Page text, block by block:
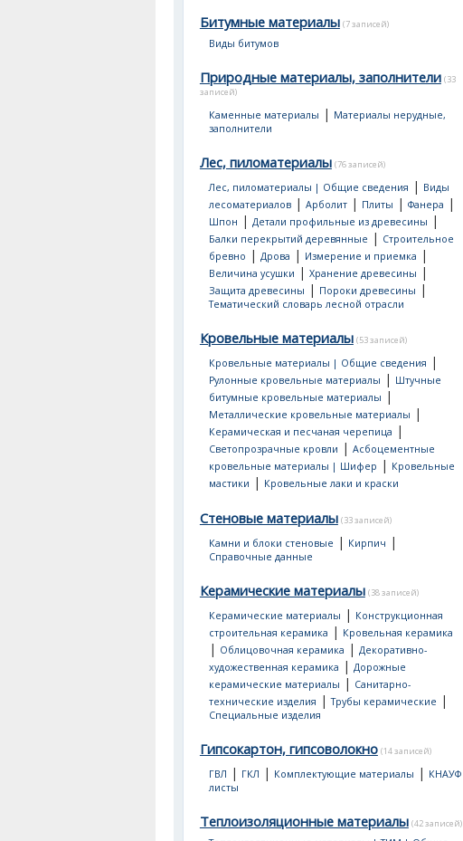
Битумные материалы (7 записей)
Виды битумов
Природные материалы, заполнители (33
записей)
Каменные материалы | Материалы нерудные,
заполнители
Лес, пиломатериалы (76 записей)
Лес, пиломатериалы | Общие сведения | Виды
лесоматериалов| Арболит| Плиты | Фанера |
Шпон | Детали профильные из древесины |
Балки перекрытий деревянные | Строительное
бревно | Дрова | Измерение и приемка |
Величина усушки | Хранение древесины |
Защита древесины | Пороки древесины |
Тематический словарь лесной отрасли
Кровельные материалы (53 записей)
Кровельные материалы | Общие сведения |
Рулонные кровельные материалы | Штучные
битумные кровельные материалы |
Металлические кровельные материалы |
Керамическая и песчаная черепица |
Светопрозрачные кровли | Асбоцементные
кровельные материалы | Шифер | Кровельные
мастики | Кровельные лаки и краски
Стеновые материалы (33 записей)
Камни и блоки стеновые | Кирпич |
Справочные данные
Керамические материалы (38 записей)
Керамические материалы | Конструкционная
строительная керамика | Кровельная керамика
| Облицовочная керамика | Декоративно-
художественная керамика | Дорожные
керамические материалы | Санитарно-
технические изделия |Трубы керамические |
Специальные изделия
Гипсокартон, гипсоволокно (14 записей)
ГВЛ | ГКЛ | Комплектующие материалы | КНАУФ
листы
Теплоизоляционные материалы (42 записей)